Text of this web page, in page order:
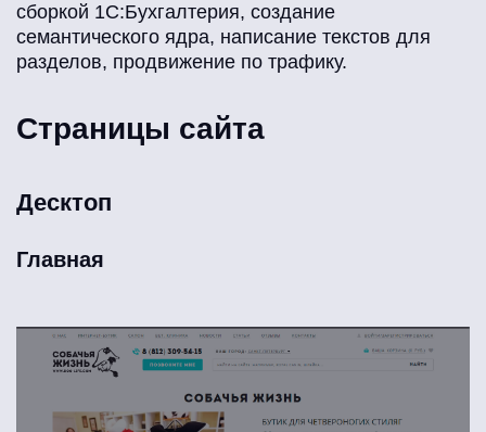
сборкой 1С:Бухгалтерия, создание
семантического ядра, написание текстов для
разделов, продвижение по трафику.
Страницы сайта
Десктоп
Главная